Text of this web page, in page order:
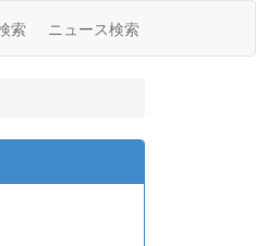
索 ニュース検索